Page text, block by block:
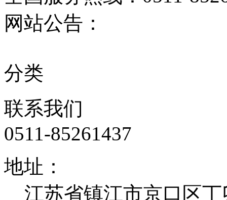
网站公告：
分类
联系我们
0511-85261437
地址：
江苏省镇江市京口区丁